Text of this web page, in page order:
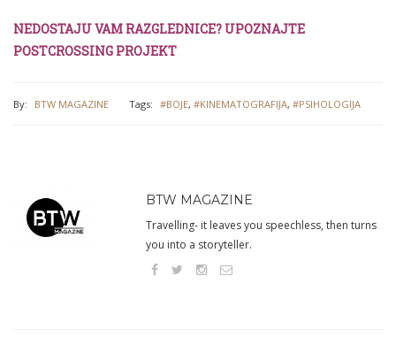
NEDOSTAJU VAM RAZGLEDNICE? UPOZNAJTE
POSTCROSSING PROJEKT
By: BTW MAGAZINE Tags: #BOJE, #KINEMATOGRAFIJA, #PSIHOLOGIJA
BTW MAGAZINE
Travelling- it leaves you speechless, then turns
you into a storyteller.